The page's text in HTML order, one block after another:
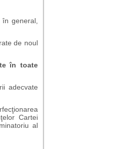
general,
de noul
în toate
adecvate
Cartei
al